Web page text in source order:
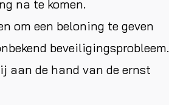
na te komen.
om een beloning te geven
beveiligingsprobleem.
aan de hand van de ernst